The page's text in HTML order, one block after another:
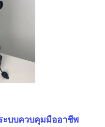
ะบบควบคุมมืออาชีพ